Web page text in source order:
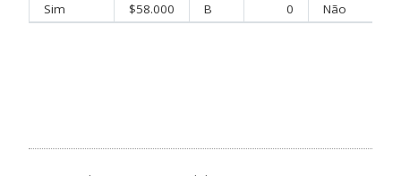
Sim
$58.000 B 0 Não